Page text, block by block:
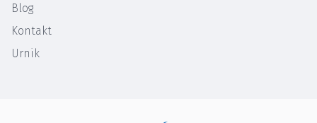
Blog
Kontakt
Urnik